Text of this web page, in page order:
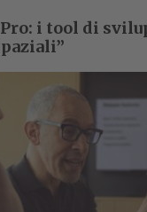
i tool di